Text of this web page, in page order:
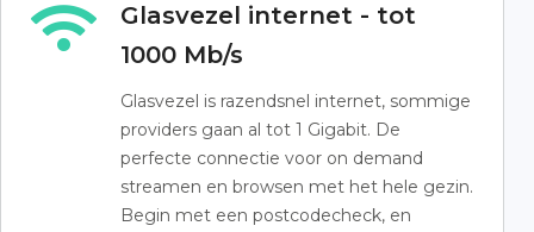
Glasvezel internet - tot
1000 Mb/s
Glasvezel is razendsnel internet, sommige
providers gaan al tot 1 Gigabit. De
perfecte connectie voor on demand
streamen en browsen met het hele gezin.
Begin met een postcodecheck, en